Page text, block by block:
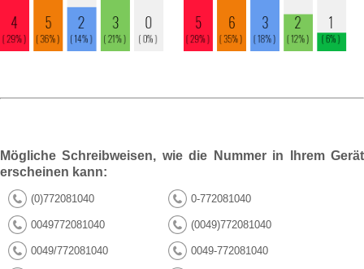
Mögliche Schreibweisen, wie die Nummer in Ihrem Gerät
erscheinen kann:
(0)772081040 0-772081040
0049772081040 (0049)772081040
0049/772081040 0049-772081040